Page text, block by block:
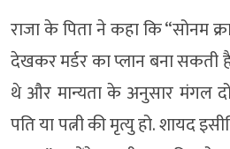
राजा के पिता ने कहा कि “सोनम
देखकर मर्डर का प्लान बना सकती
थे और मान्यता के अनुसार मंगल
पति या पत्नी की मृत्यु हो. शायद